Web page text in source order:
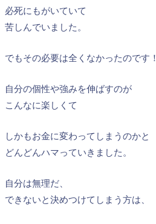
必死にもがいていて
苦しんでいました。
でもその必要は全くなかったのです！
自分の個性や強みを伸ばすのが
こんなに楽しくて
しかもお金に変わってしまうのかと
どんどんハマっていきました。
自分は無理だ、
できないと決めつけてしまう方は、